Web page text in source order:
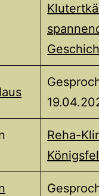
Reha-